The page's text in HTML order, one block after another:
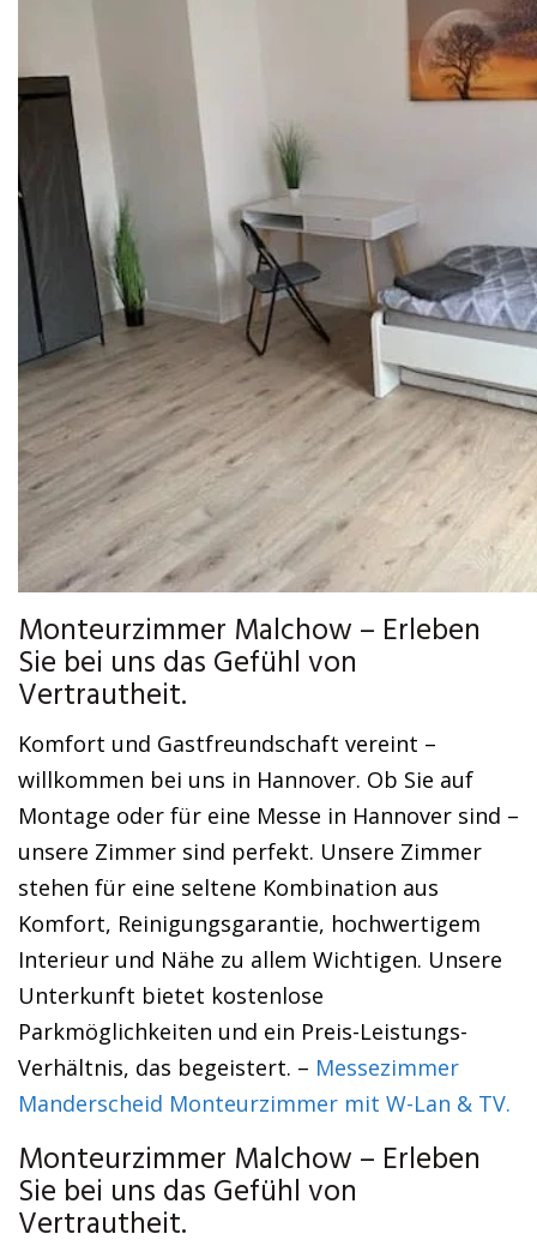
Monteurzimmer Malchow – Erleben
Sie bei uns das Gefühl von
Vertrautheit.
Komfort und Gastfreundschaft vereint –
willkommen bei uns in Hannover. Ob Sie auf
Montage oder für eine Messe in Hannover sind –
unsere Zimmer sind perfekt. Unsere Zimmer
stehen für eine seltene Kombination aus
Komfort, Reinigungsgarantie, hochwertigem
Interieur und Nähe zu allem Wichtigen. Unsere
Unterkunft bietet kostenlose
Parkmöglichkeiten und ein Preis-Leistungs-
Verhältnis, das begeistert. – Messezimmer
Manderscheid Monteurzimmer mit W-Lan & TV.
Monteurzimmer Malchow – Erleben
Sie bei uns das Gefühl von
Vertrautheit.